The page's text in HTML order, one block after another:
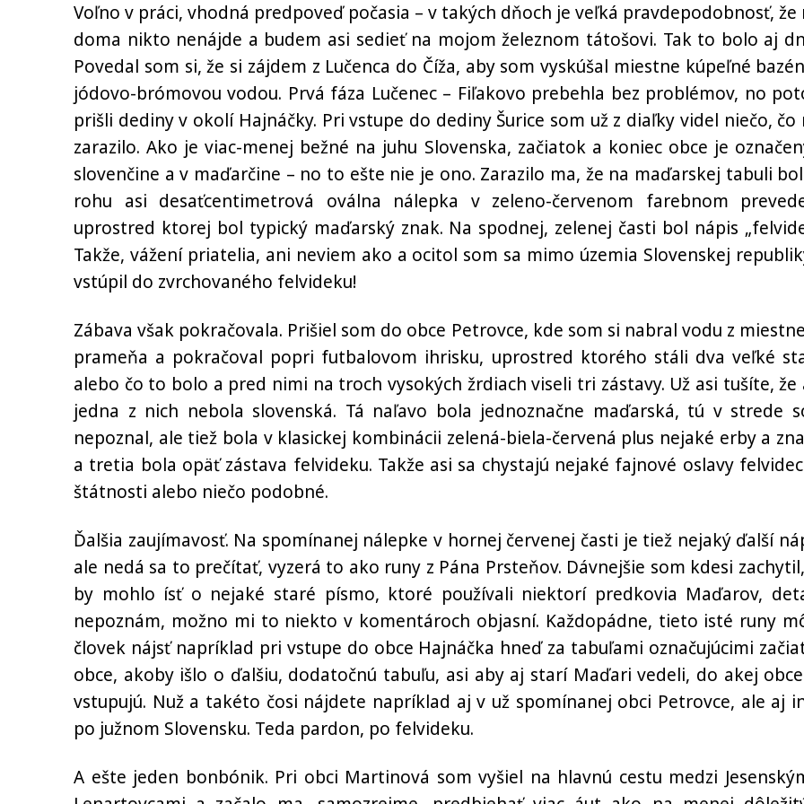
Voľno v práci, vhodná predpoveď počasia – v takých dňoch je veľká pravdepodobnosť, že
doma nikto nenájde a budem asi sedieť na mojom železnom tátošovi. Tak to bolo aj
Povedal som si, že si zájdem z Lučenca do Číža, aby som vyskúšal miestne kúpeľné
jódovo-brómovou vodou. Prvá fáza Lučenec – Fiľakovo prebehla bez problémov, no
prišli dediny v okolí Hajnáčky. Pri vstupe do dediny Šurice som už z diaľky videl niečo, čo
zarazilo. Ako je viac-menej bežné na juhu Slovenska, začiatok a koniec obce je
slovenčine a v maďarčine – no to ešte nie je ono. Zarazilo ma, že na maďarskej tabuli
rohu asi desaťcentimetrová oválna nálepka v zeleno-červenom farebnom
uprostred ktorej bol typický maďarský znak. Na spodnej, zelenej časti bol nápis
Takže, vážení priatelia, ani neviem ako a ocitol som sa mimo územia Slovenskej
vstúpil do zvrchovaného felvideku!
Zábava však pokračovala. Prišiel som do obce Petrovce, kde som si nabral vodu z
prameňa a pokračoval popri futbalovom ihrisku, uprostred ktorého stáli dva veľké
alebo čo to bolo a pred nimi na troch vysokých žrdiach viseli tri zástavy. Už asi tušíte, že
jedna z nich nebola slovenská. Tá naľavo bola jednoznačne maďarská, tú v strede
nepoznal, ale tiež bola v klasickej kombinácii zelená-biela-červená plus nejaké erby a
a tretia bola opäť zástava felvideku. Takže asi sa chystajú nejaké fajnové oslavy
štátnosti alebo niečo podobné.
Ďalšia zaujímavosť. Na spomínanej nálepke v hornej červenej časti je tiež nejaký ďalší
ale nedá sa to prečítať, vyzerá to ako runy z Pána Prsteňov. Dávnejšie som kdesi
by mohlo ísť o nejaké staré písmo, ktoré používali niektorí predkovia Maďarov,
nepoznám, možno mi to niekto v komentároch objasní. Každopádne, tieto isté runy
človek nájsť napríklad pri vstupe do obce Hajnáčka hneď za tabuľami označujúcimi
obce, akoby išlo o ďalšiu, dodatočnú tabuľu, asi aby aj starí Maďari vedeli, do akej
vstupujú. Nuž a takéto čosi nájdete napríklad aj v už spomínanej obci Petrovce, ale aj
po južnom Slovensku. Teda pardon, po felvideku.
A ešte jeden bonbónik. Pri obci Martinová som vyšiel na hlavnú cestu medzi